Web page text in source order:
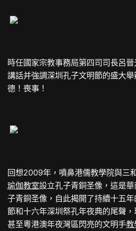
時任國家宗教事務局第四司司長呂
講話并強調深圳孔子文明節的盛大
德！喪事！
回想2009年，噴鼻港儒教學院與三
瑜伽教室設立孔子青銅圣像，這是
子青銅圣像，自此揭開了持續十五
節和十六年深圳祭孔年夜典的尾聲
甚至粵港澳年夜灣區閃亮的文明手教